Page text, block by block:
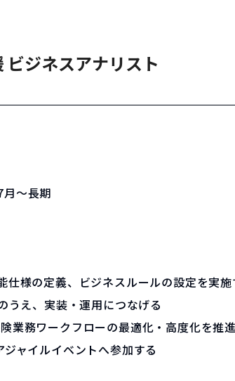
ジネスアナリスト
～長期
仕様の定義、ビジネスルールの設定を実
うえ、実装・運用につなげる
業務ワークフローの最適化・高度化を推
ャイルイベントへ参加する